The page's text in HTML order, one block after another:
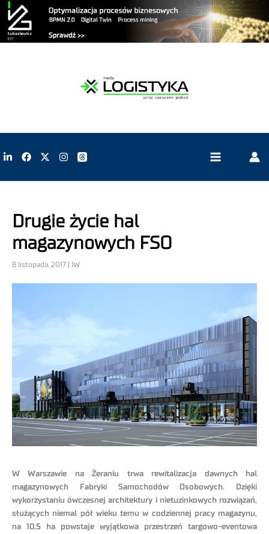
Drugie życie hal
magazynowych FSO
8 listopada, 2017 | IW
W Warszawie na Żeraniu trwa rewitalizacja dawnych hal
magazynowych Fabryki Samochodów Osobowych. Dzięki
wykorzystaniu ówczesnej architektury i nietuzinkowych rozwiązań,
służących niemal pół wieku temu w codziennej pracy magazynu,
na 10,5 ha powstaje wyjątkowa przestrzeń targowo-eventowa